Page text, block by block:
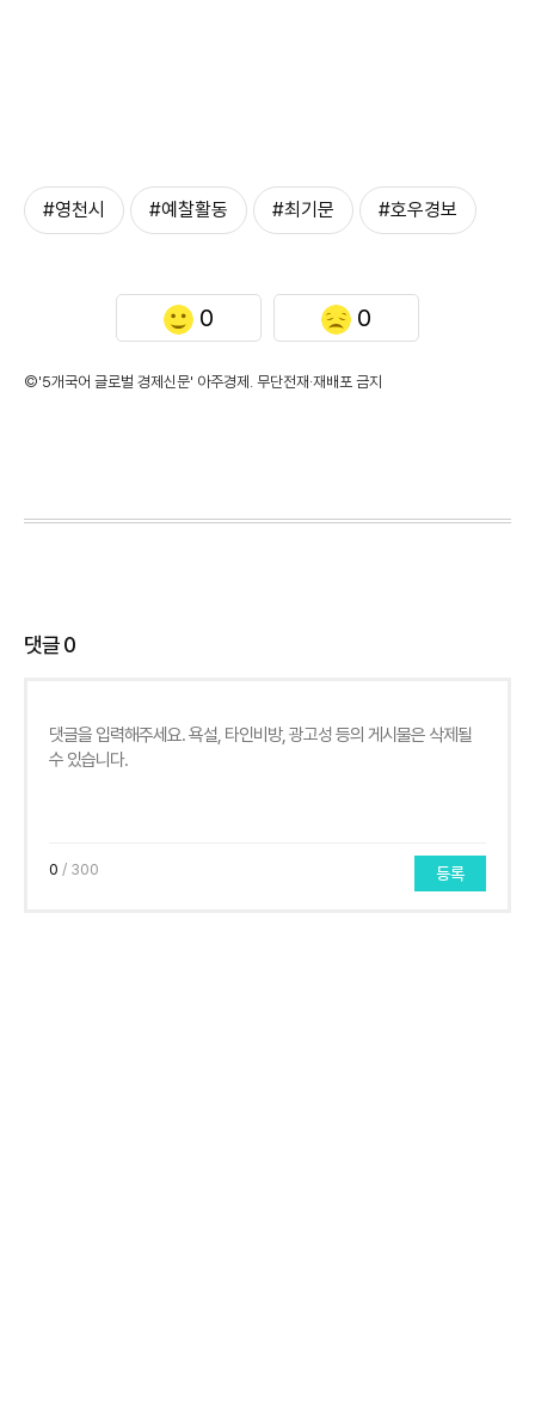
#영천시 #예찰활동 #최기문 #호우경보
0 0
©'5개국어 글로벌 경제신문' 아주경제. 무단전재·재배포 금지
댓글0
0 / 300 등록